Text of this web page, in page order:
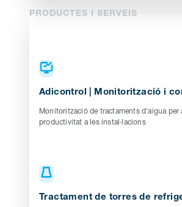
PRODUCTES I SERVEIS
Adicontrol | Monitorització i
Monitorització de tractaments d'aigua per
productivitat a les instal·lacions
Tractament de torres de